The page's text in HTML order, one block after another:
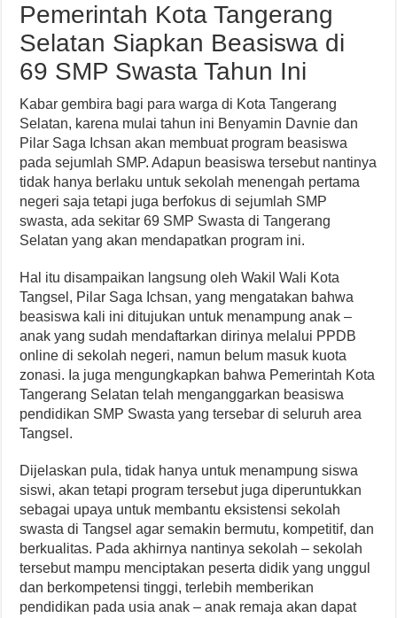
Pemerintah Kota Tangerang
Selatan Siapkan Beasiswa di
69 SMP Swasta Tahun Ini
Kabar gembira bagi para warga di Kota Tangerang
Selatan, karena mulai tahun ini Benyamin Davnie dan
Pilar Saga Ichsan akan membuat program beasiswa
pada sejumlah SMP. Adapun beasiswa tersebut nantinya
tidak hanya berlaku untuk sekolah menengah pertama
negeri saja tetapi juga berfokus di sejumlah SMP
swasta, ada sekitar 69 SMP Swasta di Tangerang
Selatan yang akan mendapatkan program ini.
Hal itu disampaikan langsung oleh Wakil Wali Kota
Tangsel, Pilar Saga Ichsan, yang mengatakan bahwa
beasiswa kali ini ditujukan untuk menampung anak –
anak yang sudah mendaftarkan dirinya melalui PPDB
online di sekolah negeri, namun belum masuk kuota
zonasi. Ia juga mengungkapkan bahwa Pemerintah Kota
Tangerang Selatan telah menganggarkan beasiswa
pendidikan SMP Swasta yang tersebar di seluruh area
Tangsel.
Dijelaskan pula, tidak hanya untuk menampung siswa
siswi, akan tetapi program tersebut juga diperuntukkan
sebagai upaya untuk membantu eksistensi sekolah
swasta di Tangsel agar semakin bermutu, kompetitif, dan
berkualitas. Pada akhirnya nantinya sekolah – sekolah
tersebut mampu menciptakan peserta didik yang unggul
dan berkompetensi tinggi, terlebih memberikan
pendidikan pada usia anak – anak remaja akan dapat